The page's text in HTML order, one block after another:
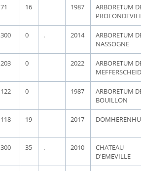
71 16 1987
ARBORETUM
300 0 . 2014
ARBORETUM
NASSOGNE
203 0 2022
ARBORETUM
MEFFERSCHEID
122 0 1987
ARBORETUM
BOUILLON
118 19 2017
300 35 . 2010
CHATEAU
D'EMEVILLE